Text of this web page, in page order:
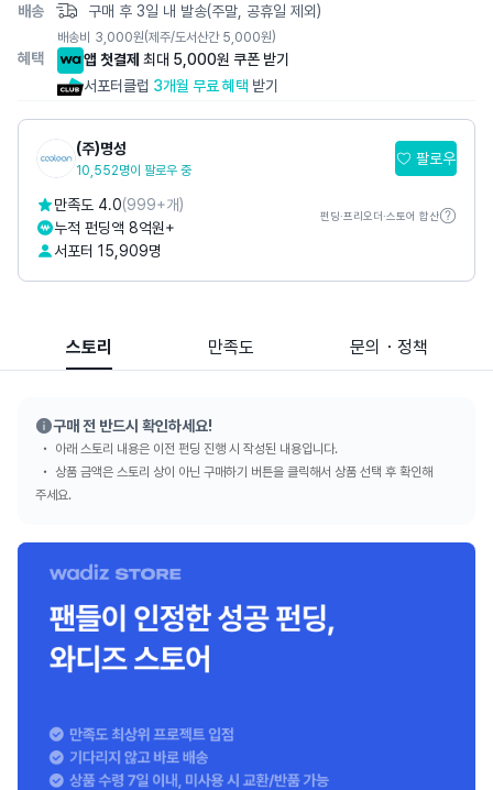
배송 구매 후 3일 내 발송(주말, 공휴일 제외)
배송비 3,000원(제주/도서산간 5,000원)
혜택 앱 첫결제 최대 5,000원 쿠폰 받기
서포터클럽 3개월 무료 혜택 받기
(주)명성
10,552명이 팔로우 중
팔로우
만족도 4.0(999+개)
누적 펀딩액 8억원+
서포터 15,909명
펀딩·프리오더·스토어 합산
스토리 만족도 문의・정책
구매 전 반드시 확인하세요!
아래 스토리 내용은 이전 펀딩 진행 시 작성된 내용입니다.
상품 금액은 스토리 상이 아닌 구매하기 버튼을 클릭해서 상품 선택 후 확인해
주세요.